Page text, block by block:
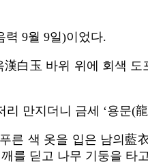
력 9월 9일)이었다.
白玉 바위 위에 회색
만지더니 금세 ‘용문(
색 옷을 입은 남의
를 딛고 나무 기둥을 타